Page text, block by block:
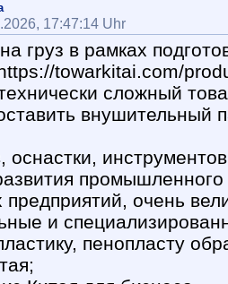
17:47:14 Uhr
груз в рамках
towarkitai.com/
сложный
внушительный
оснастки,
промышленного
очень
и
пенопласту